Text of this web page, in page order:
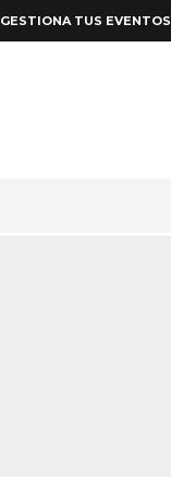
GESTIONA TUS EVENTOS